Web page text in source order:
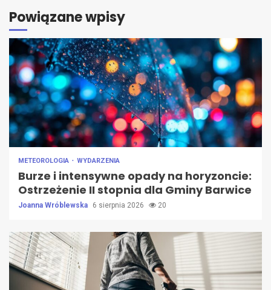
Powiązane wpisy
METEOROLOGIA WYDARZENIA
Burze i intensywne opady na horyzoncie:
Ostrzeżenie II stopnia dla Gminy Barwice
Joanna Wróblewska 6 sierpnia 2026 20